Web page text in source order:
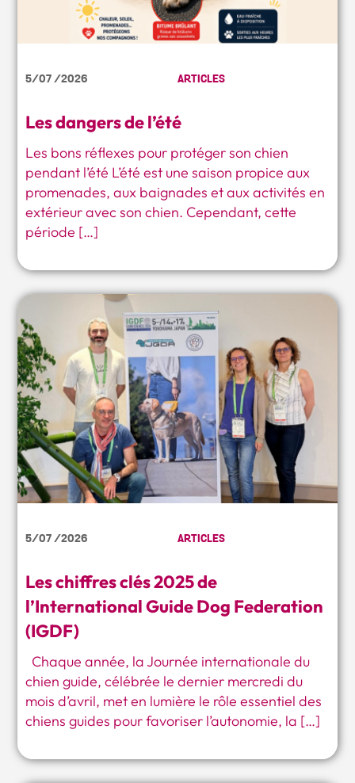
Les dangers de l’été
Les bons réflexes pour protéger son chien
pendant l’été L’été est une saison propice aux
promenades, aux baignades et aux activités en
extérieur avec son chien. Cependant, cette
période […]
5/07 /2026 ARTICLES
Les chiffres clés 2025 de
l’International Guide Dog Federation
(IGDF)
Chaque année, la Journée internationale du
chien guide, célébrée le dernier mercredi du
mois d’avril, met en lumière le rôle essentiel des
chiens guides pour favoriser l’autonomie, la […]
5/07 /2026 ARTICLES